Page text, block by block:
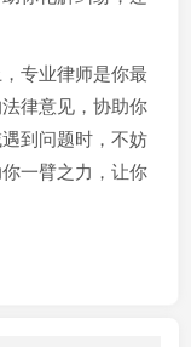
专业律师是你最
律意见，协助你
到问题时，不妨
一臂之力，让你